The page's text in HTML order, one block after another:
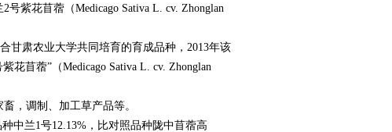
紫花苜蓿（Medicago Sativa L. cv. Zhonglan
肃农业大学共同培育的育成品种，2013年该
花苜蓿”（Medicago Sativa L. cv. Zhonglan
，调制、加工草产品等。
中兰1号12.13%，比对照品种陇中苜蓿高